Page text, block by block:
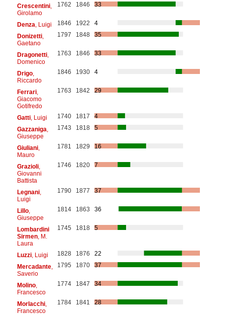
Crescentini,
Girolamo
1762 1846 33
Denza , Luigi 1846 1922
4
Donizetti,
Gaetano
1797 1848 35
Dragonetti,
Domenico
1763 1846 33
Drigo,
Riccardo
1846 1930 4
Ferrari,
Giacomo
Gotifredo
1763 1842 29
Gatti, Luigi 1740 1817
4
Gazzaniga
Giuseppe
1743 1818 5
Giuliani,
Mauro
1781 1829 16
Grazioli,
Giovanni
Battista
1746 1820 7
Legnani,
Luigi
1790 1877 37
Lillo,
Giuseppe
1814 1863 36
Lombardini
Sirmen, M.
Laura
1745 1818 5
Luzzi, Luigi 1828 1876
22
Mercadante,
Saverio
1795 1870 37
Molino,
Francesco
1774 1847 34
Morlacchi,
Francesco
1784 1841 28